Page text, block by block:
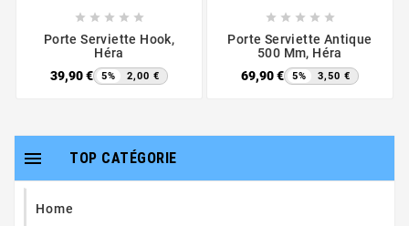
    
Porte Serviette Hook,
Héra
39,90 €
5% 2,00 €
    
Porte Serviette Antique
500 Mm, Héra
69,90 €
5% 3,50 €
TOP CATÉGORIE

Home